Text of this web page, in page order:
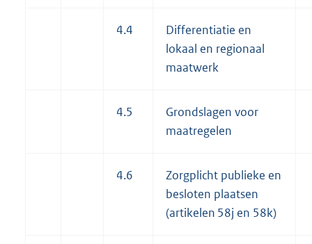
4.4
Differentiatie en
lokaal en regionaal
maatwerk
4.5
Grondslagen voor
maatregelen
4.6
Zorgplicht publieke en
besloten plaatsen
(artikelen 58j en 58k)